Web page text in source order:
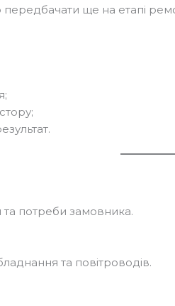
ще на етапі
потреби замовника.
та повітроводів.